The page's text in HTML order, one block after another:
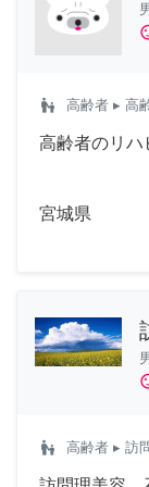
escalator_warning 高齢者 ▸ 高
高齢者のリハ
宮城県
escalator_warning 高齢者 ▸ 訪